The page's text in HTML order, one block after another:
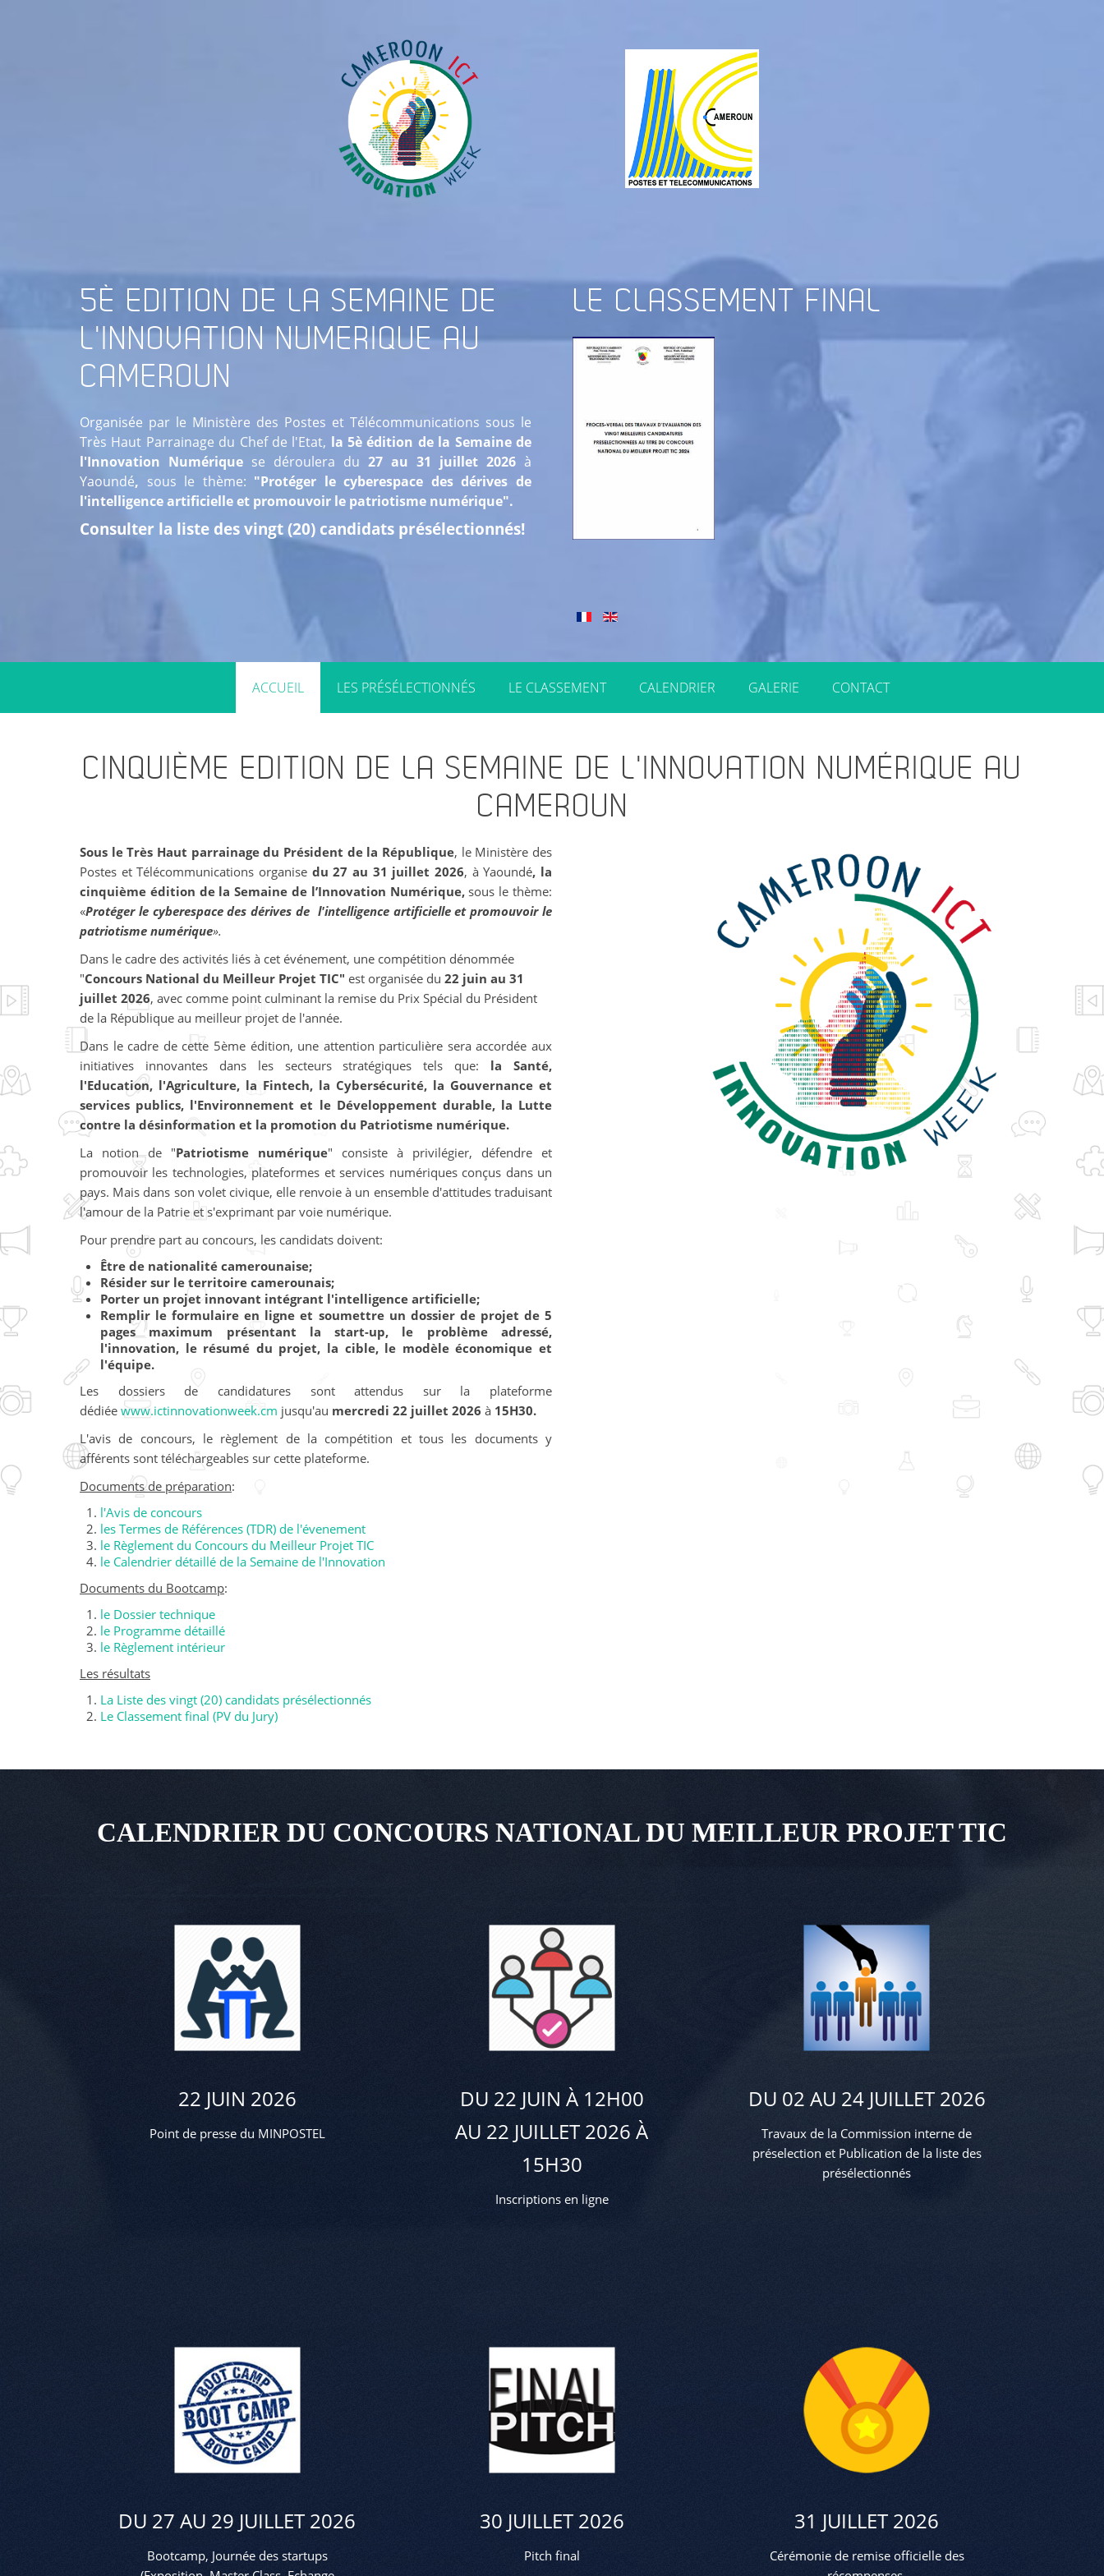
5È EDITION DE LA SEMAINE DE
L'INNOVATION NUMERIQUE AU
CAMEROUN
Organisée par le Ministère des Postes et Télécommunications sous le
Très Haut Parrainage du Chef de l'Etat, la 5è édition de la Semaine de
l'Innovation Numérique se déroulera du 27 au 31 juillet 2026 à
Yaoundé, sous le thème: "Protéger le cyberespace des dérives de
l'intelligence artificielle et promouvoir le patriotisme numérique".
Consulter la liste des vingt (20) candidats présélectionnés!
LE CLASSEMENT FINAL
ACCUEIL LES PRÉSÉLECTIONNÉS LE CLASSEMENT CALENDRIER GALERIE CONTACT
CINQUIÈME EDITION DE LA SEMAINE DE L'INNOVATION NUMÉRIQUE AU
CAMEROUN
Sous le Très Haut parrainage du Président de la République, le Ministère des
Postes et Télécommunications organise du 27 au 31 juillet 2026, à Yaoundé, la
cinquième édition de la Semaine de l’Innovation Numérique,sous le thème:
«Protéger le cyberespace des dérives de l'intelligence artificielle et promouvoir le
patriotisme numérique».
Dans le cadre des activités liés à cet événement, une compétition dénommée
"Concours National du Meilleur Projet TIC" est organisée du 22 juin au 31
juillet 2026, avec comme point culminant la remise du Prix Spécial du Président
de la République au meilleur projet de l'année.
Dans le cadre de cette 5ème édition, une attention particulière sera accordée aux
initiatives innovantes dans les secteurs stratégiques tels que: la Santé,
l'Education, l'Agriculture, la Fintech, la Cybersécurité, la Gouvernance et
services publics, l'Environnement et le Développement durable, la Lutte
contre la désinformation et la promotion du Patriotisme numérique.
La notion de "Patriotisme numérique" consiste à privilégier, défendre et
promouvoir les technologies, plateformes et services numériques conçus dans un
pays. Mais dans son volet civique, elle renvoie à un ensemble d'attitudes traduisant
l'amour de la Patrie et s'exprimant par voie numérique.
Pour prendre part au concours, les candidats doivent:
Être de nationalité camerounaise;
Résider sur le territoire camerounais;
Porter un projet innovant intégrant l'intelligence artificielle;
Remplir le formulaire en ligne et soumettre un dossier de projet de 5
pages maximum présentant la start-up, le problème adressé,
l'innovation, le résumé du projet, la cible, le modèle économique et
l'équipe.
Les dossiers de candidatures sont attendus sur la plateforme
dédiée www.ictinnovationweek.cm jusqu'au mercredi 22 juillet 2026 à 15H30.
L'avis de concours, le règlement de la compétition et tous les documents y
afférents sont téléchargeables sur cette plateforme.
Documents de préparation:
l'Avis de concours
les Termes de Références (TDR) de l'évenement
le Règlement du Concours du Meilleur Projet TIC
le Calendrier détaillé de la Semaine de l'Innovation
Documents du Bootcamp:
le Dossier technique
le Programme détaillé
le Règlement intérieur
Les résultats
La Liste des vingt (20) candidats présélectionnés
Le Classement final (PV du Jury)
CALENDRIER DU CONCOURS NATIONAL DU MEILLEUR PROJET TIC
22 JUIN 2026
Point de presse du MINPOSTEL
DU 22 JUIN À 12H00
AU 22 JUILLET 2026 À
15H30
Inscriptions en ligne
DU 02 AU 24 JUILLET 2026
Travaux de la Commission interne de
préselection et Publication de la liste des
présélectionnés
DU 27 AU 29 JUILLET 2026
Bootcamp, Journée des startups
30 JUILLET 2026
Pitch final
31 JUILLET 2026
Cérémonie de remise officielle des